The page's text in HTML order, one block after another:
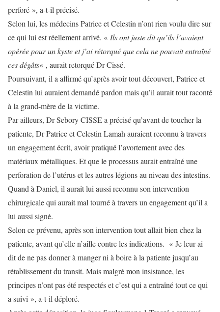
perforé », a-t-il précisé.
Selon lui, les médecins Patrice et Celestin n’ont rien voulu dire sur
ce qui lui est réellement arrivé. « Ils ont juste dit qu’ils l’avaient
opérée pour un kyste et j’ai rétorqué que cela ne pouvait entraîné
ces dégâts« , aurait retorqué Dr Cissé.
Poursuivant, il a affirmé qu’après avoir tout découvert, Patrice et
Celestin lui auraient demandé pardon mais qu’il aurait tout raconté
à la grand-mère de la victime.
Par ailleurs, Dr Sebory CISSE a précisé qu’avant de toucher la
patiente, Dr Patrice et Celestin Lamah auraient reconnu à travers
un engagement écrit, avoir pratiqué l’avortement avec des
matériaux métalliques. Et que le processus aurait entraîné une
perforation de l’utérus et les autres légions au niveau des intestins.
Quand à Daniel, il aurait lui aussi reconnu son intervention
chirurgicale qui aurait mal tourné à travers un engagement qu’il a
lui aussi signé.
Selon ce prévenu, après son intervention tout allait bien chez la
patiente, avant qu’elle n’aille contre les indications. « Je leur ai
dit de ne pas donner à manger ni à boire à la patiente jusqu’au
rétablissement du transit. Mais malgré mon insistance, les
principes n’ont pas été respectés et c’est qui a entraîné tout ce qui
a suivi », a-t-il déploré.